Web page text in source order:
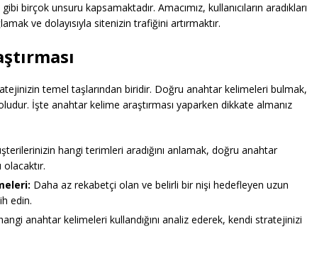
birçok unsuru kapsamaktadır. Amacımız, kullanıcıların aradıkları
ve dolayısıyla sitenizin trafiğini artırmaktır.
temel taşlarından biridir. Doğru anahtar kelimeleri bulmak,
İşte anahtar kelime araştırması yaparken dikkate almanız
hangi terimleri aradığını anlamak, doğru anahtar
Daha az rekabetçi olan ve belirli bir nişi hedefleyen uzun
edin.
anahtar kelimeleri kullandığını analiz ederek, kendi stratejinizi